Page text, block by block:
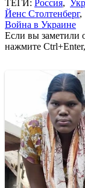
ТЕГИ: Россия,
Йенс Столтенберг,
Война в Украине
Если вы заметили
нажмите